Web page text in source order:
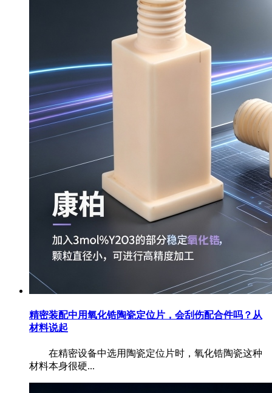
精密装配中用氧化锆陶瓷定位片，会刮伤配合件吗？从
材料说起
在精密设备中选用陶瓷定位片时，氧化锆陶瓷这种
材料本身很硬...